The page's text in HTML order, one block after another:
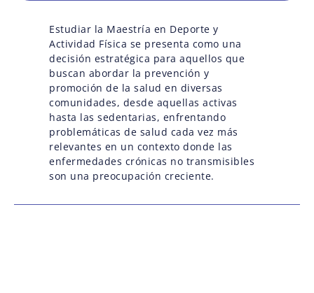
Estudiar la Maestría en Deporte y
Actividad Física se presenta como una
decisión estratégica para aquellos que
buscan abordar la prevención y
promoción de la salud en diversas
comunidades, desde aquellas activas
hasta las sedentarias, enfrentando
problemáticas de salud cada vez más
relevantes en un contexto donde las
enfermedades crónicas no transmisibles
son una preocupación creciente.